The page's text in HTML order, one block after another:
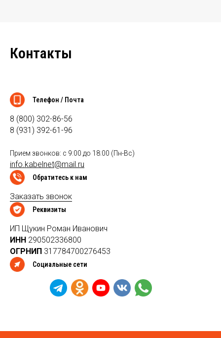
Контакты
Телефон / Почта
8 (800) 302-86-56
8 (931) 392-61-96
Прием звонков: с 9:00 до 18:00 (Пн-Вс)
info.kabelnet@mail.ru
Обратитесь к нам
Заказать звонок
Реквизиты
ИП Щукин Роман Иванович
ИНН 290502336800
ОГРНИП 317784700276453
Социальные сети